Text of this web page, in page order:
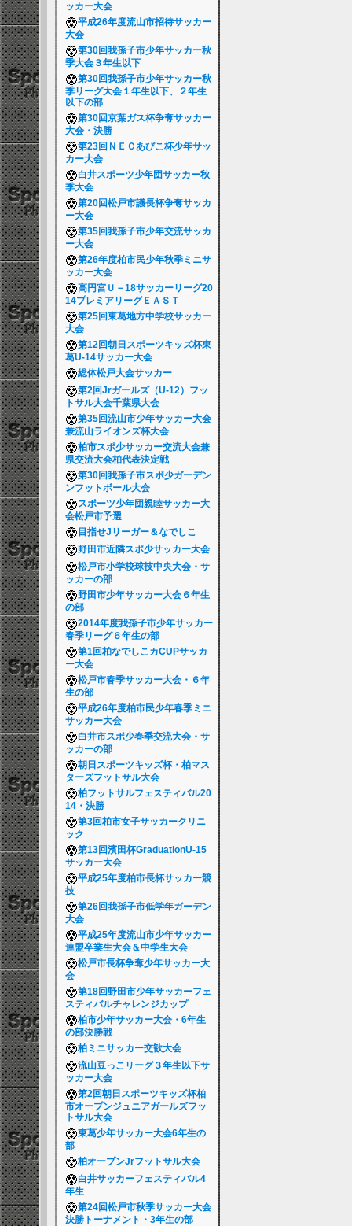
ッカー大会
平成26年度流山市招待サッカー
大会
第30回我孫子市少年サッカー秋
季大会３年生以下
第30回我孫子市少年サッカー秋
季リーグ大会１年生以下、２年生
以下の部
第30回京葉ガス杯争奪サッカー
大会・決勝
第23回ＮＥＣあびこ杯少年サッ
カー大会
白井スポーツ少年団サッカー秋
季大会
第20回松戸市議長杯争奪サッカ
ー大会
第35回我孫子市少年交流サッカ
ー大会
第26年度柏市民少年秋季ミニサ
ッカー大会
高円宮Ｕ－18サッカーリーグ20
14プレミアリーグＥＡＳＴ
第25回東葛地方中学校サッカー
大会
第12回朝日スポーツキッズ杯東
葛U-14サッカー大会
総体松戸大会サッカー
第2回Jrガールズ（U-12）フッ
トサル大会千葉県大会
第35回流山市少年サッカー大会
兼流山ライオンズ杯大会
柏市スポ少サッカー交流大会兼
県交流大会柏代表決定戦
第30回我孫子市スポ少ガーデン
ンフットボール大会
スポーツ少年団親睦サッカー大
会松戸市予選
目指せJリーガー＆なでしこ
野田市近隣スポ少サッカー大会
松戸市小学校球技中央大会・サ
ッカーの部
野田市少年サッカー大会６年生
の部
2014年度我孫子市少年サッカー
春季リーグ６年生の部
第1回柏なでしこカCUPサッカ
ー大会
松戸市春季サッカー大会・６年
生の部
平成26年度柏市民少年春季ミニ
サッカー大会
白井市スポ少春季交流大会・サ
ッカーの部
朝日スポーツキッズ杯・柏マス
ターズフットサル大会
柏フットサルフェスティバル20
14・決勝
第3回柏市女子サッカークリニ
ック
第13回濱田杯GraduationU-15
サッカー大会
平成25年度柏市長杯サッカー競
技
第26回我孫子市低学年ガーデン
大会
平成25年度流山市少年サッカー
連盟卒業生大会＆中学生大会
松戸市長杯争奪少年サッカー大
会
第18回野田市少年サッカーフェ
スティバルチャレンジカップ
柏市少年サッカー大会・6年生
の部決勝戦
柏ミニサッカー交歓大会
流山豆っこリーグ３年生以下サ
ッカー大会
第2回朝日スポーツキッズ杯柏
市オープンジュニアガールズフッ
トサル大会
東葛少年サッカー大会6年生の
部
柏オープンJrフットサル大会
白井サッカーフェスティバル4
年生
第24回松戸市秋季サッカー大会
決勝トーナメント・3年生の部